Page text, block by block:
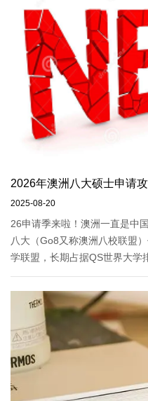
2026年澳洲八大硕士申请
2025-08-20
26申请季来啦！澳洲一直是中
八大（Go8又称澳洲八校联盟
学联盟，长期占据QS世界大学